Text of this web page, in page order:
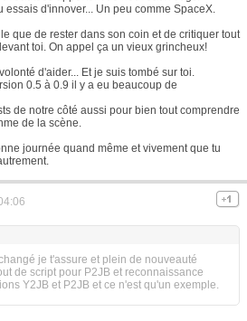
essais d'innover... Un peu comme SpaceX.
que de rester dans son coin et de critiquer tout
toi. On appel ça un vieux grincheux!
d'aider... Et je suis tombé sur toi.
0.5 à 0.9 il y a eu beaucoup de
de notre côté aussi pour bien tout comprendre
de la scène.
journée quand même et vivement que tu
je t'assure et plein de nouveauté
de script pour P2JB et reconnaissance
Y2JB et P2JB et ce n'est qu'un exemple.